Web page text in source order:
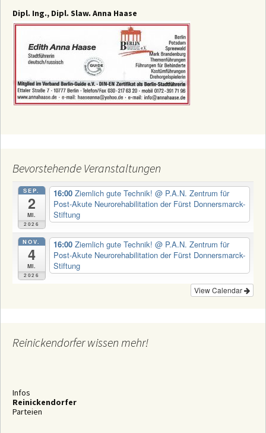
Dipl. Ing., Dipl. Slaw. Anna Haase
Bevorstehende Veranstaltungen
SEP.
2
Mi.
2026
16:00 Ziemlich gute Technik! @ P.A.N. Zentrum für
Post-Akute Neurorehabilitation der Fürst Donnersmarck-
Stiftung
NOV.
4
Mi.
2026
16:00 Ziemlich gute Technik! @ P.A.N. Zentrum für
Post-Akute Neurorehabilitation der Fürst Donnersmarck-
Stiftung
View Calendar
Reinickendorfer wissen mehr!
Infos
Reinickendorfer
Parteien